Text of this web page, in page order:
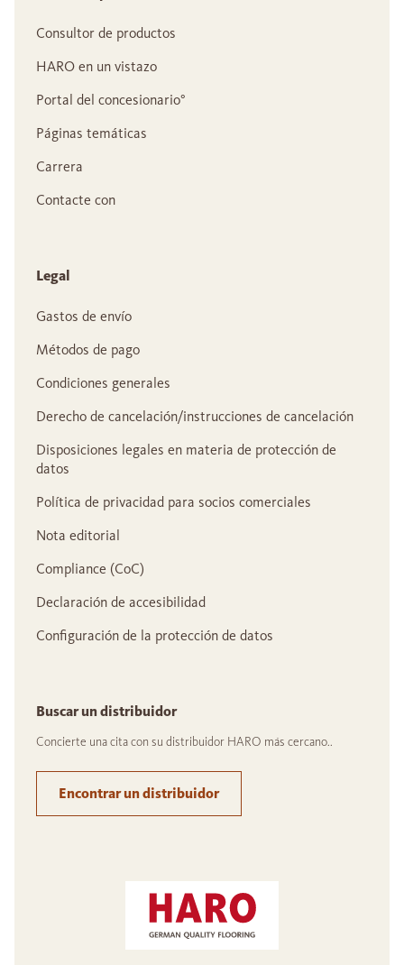
Consultor de productos
HARO en un vistazo
Portal del concesionario°
Páginas temáticas
Carrera
Contacte con
Legal
Gastos de envío
Métodos de pago
Condiciones generales
Derecho de cancelación/instrucciones de cancelación
Disposiciones legales en materia de protección de
datos
Política de privacidad para socios comerciales
Nota editorial
Compliance (CoC)
Declaración de accesibilidad
Configuración de la protección de datos
Buscar un distribuidor
Concierte una cita con su distribuidor HARO más cercano..
Encontrar un distribuidor